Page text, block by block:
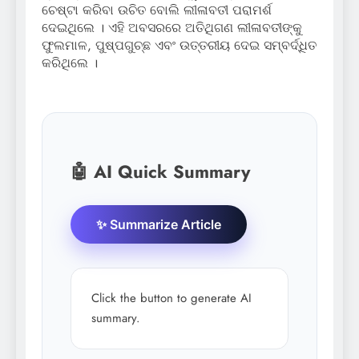
ଚେଷ୍ଟା କରିବା ଉଚିତ ବୋଲି ଲୀଳାବତୀ ପରାମର୍ଶ
ଦେଇଥିଲେ । ଏହି ଅବସରରେ ଅତିଥିଗଣ ଲୀଳାବତୀଙ୍କୁ
ଫୁଲମାଳ, ପୁଷ୍ପଗୁଚ୍ଛ ଏବଂ ଉତ୍ତରୀୟ ଦେଇ ସମ୍ବର୍ଦ୍ଧିତ
କରିଥିଲେ ।
🤖 AI Quick Summary
✨ Summarize Article
Click the button to generate AI
summary.